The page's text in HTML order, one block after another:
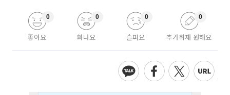
좋아요
0
화나요
0
슬퍼요
0
추가취재 원해요
0